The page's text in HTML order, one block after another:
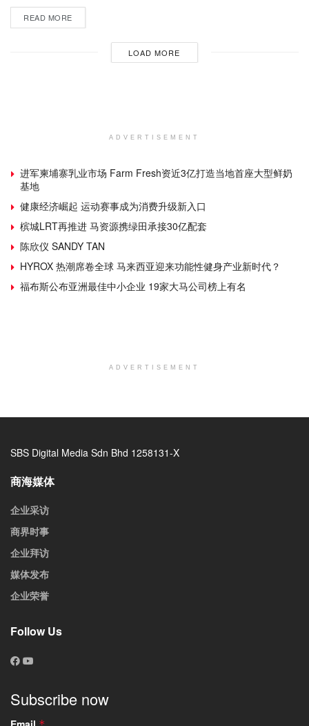
READ MORE
LOAD MORE
ADVERTISEMENT
进军柬埔寨乳业市场 Farm Fresh资近3亿打造当地首座大型鲜奶
基地
健康经济崛起 运动赛事成为消费升级新入口
槟城LRT再推进 马资源携绿田承接30亿配套
陈欣仪 SANDY TAN
HYROX 热潮席卷全球 马来西亚迎来功能性健身产业新时代？
福布斯公布亚洲最佳中小企业 19家大马公司榜上有名
ADVERTISEMENT
SBS Digital Media Sdn Bhd 1258131-X
商海媒体
企业采访
商界时事
企业拜访
媒体发布
企业荣誉
Follow Us
Subscribe now